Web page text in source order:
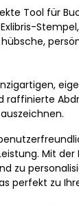
Tool für
raffinierte
Mit der
zu
perfekt zu